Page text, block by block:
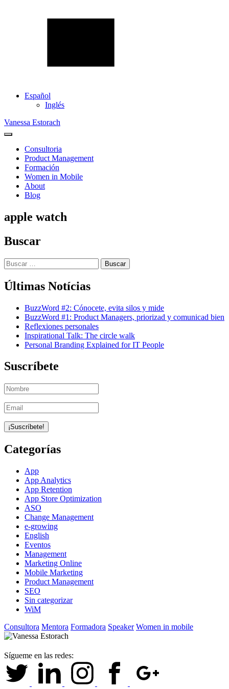
Español
Inglés
Vanessa Estorach
Consultoria
Product Management
Formación
Women in Mobile
About
Blog
apple watch
Buscar
Buscar:
Últimas Notícias
BuzzWord #2: Cónocete, evita silos y mide
BuzzWord #1: Product Managers, priorizad y comunicad bien
Reflexiones personales
Inspirational Talk: The circle walk
Personal Branding Explained for IT People
Suscríbete
Categorías
App
App Analytics
App Retention
App Store Optimization
ASO
Change Management
e-growing
English
Eventos
Management
Marketing Online
Mobile Marketing
Product Management
SEO
Sin categorizar
WiM
Consultora Mentora Formadora Speaker Women in mobile
Sígueme en las redes: